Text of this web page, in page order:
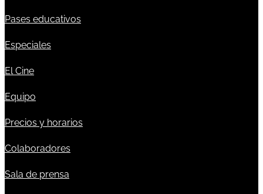
Pases educativos
Especiales
El Cine
Equipo
Precios y horarios
Colaboradores
Sala de prensa